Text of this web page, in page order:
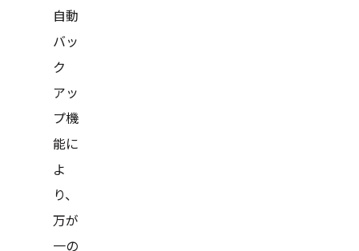
自動
バッ
ク
アッ
プ機
能に
よ
り、
万が
一の